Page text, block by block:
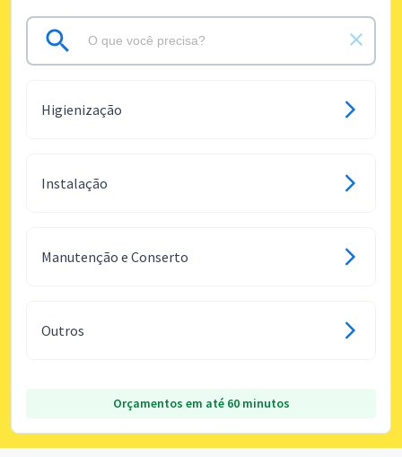
Higienização
Instalação
Manutenção e Conserto
Outros
Orçamentos em até 60 minutos